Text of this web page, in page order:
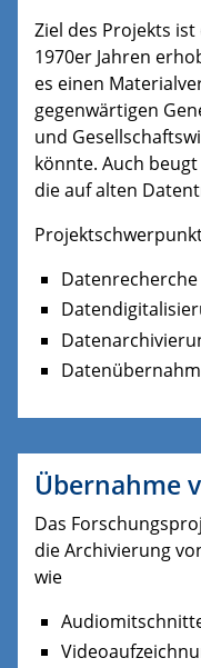
Ziel des Projekts
1970er Jahren
es einen
gegenwärtigen
und
könnte. Auch
die auf alten
Datenrecherche
Übernahme
Das
die Archivierung
wie